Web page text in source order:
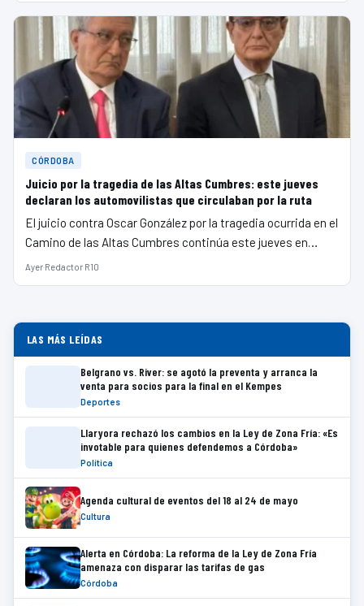
CÓRDOBA
Juicio por la tragedia de las Altas Cumbres: este jueves
declaran los automovilistas que circulaban por la ruta
El juicio contra Oscar González por la tragedia ocurrida en el
Camino de las Altas Cumbres continúa este jueves en…
Ayer·Redactor R10
LAS MÁS LEÍDAS
Belgrano vs. River: se agotó la preventa y arranca la
venta para socios para la final en el Kempes
Deportes
Llaryora rechazó los cambios en la Ley de Zona Fría: «Es
invotable para quienes defendemos a Córdoba»
Política
Agenda cultural de eventos del 18 al 24 de mayo
Cultura
Alerta en Córdoba: La reforma de la Ley de Zona Fría
amenaza con disparar las tarifas de gas
Córdoba